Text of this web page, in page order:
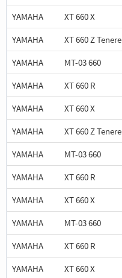
YAMAHA
XT 660 X
YAMAHA
XT 660 Z Tenere
YAMAHA
MT-03 660
YAMAHA
XT 660 R
YAMAHA
XT 660 X
YAMAHA
XT 660 Z Tenere
YAMAHA
MT-03 660
YAMAHA
XT 660 R
YAMAHA
XT 660 X
YAMAHA
MT-03 660
YAMAHA
XT 660 R
YAMAHA
XT 660 X